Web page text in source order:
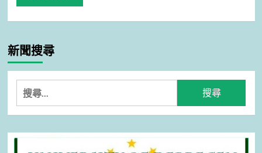
新聞搜尋
搜
尋
關
鍵